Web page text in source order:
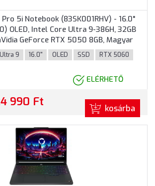
5i Notebook (83SK001RHV) - 16.0"
OLED, Intel Core Ultra 9-386H, 32GB
GeForce RTX 5050 8GB, Magyar
rendszer nélkül, 3 év garancia,
9 16.0" OLED SSD RTX 5060
ELÉRHETŐ
990 Ft kosárba